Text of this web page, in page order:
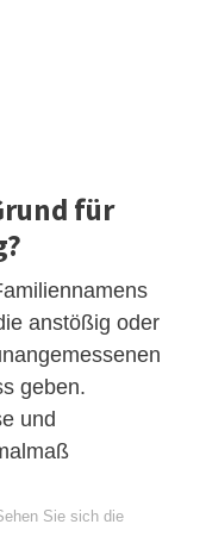
für
anstößig oder
geben.
und
Sie sich die